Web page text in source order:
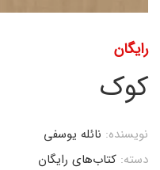
رایگان
کوک
نویسنده: نائله یوسفی
دسته: کتاب‌های رایگان